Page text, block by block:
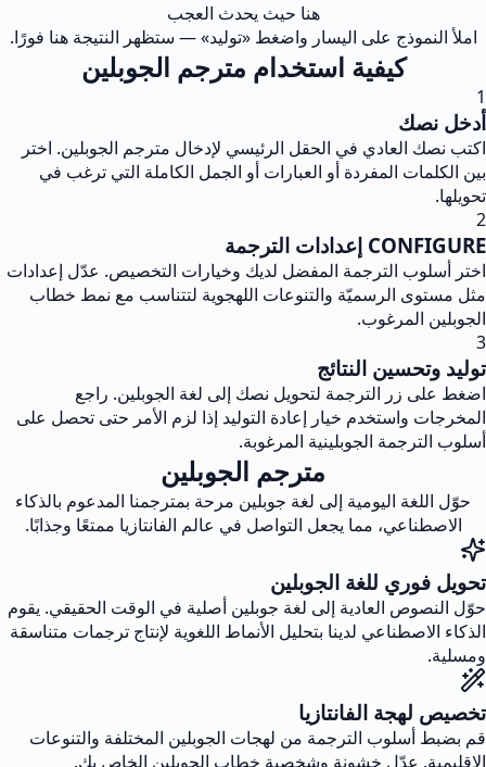
هنا حيث يحدث العجب
املأ النموذج على اليسار واضغط «توليد» — ستظهر النتيجة هنا فورًا.
كيفية استخدام مترجم الجوبلين
1
أدخل نصك
اكتب نصك العادي في الحقل الرئيسي لإدخال مترجم الجوبلين. اختر
بين الكلمات المفردة أو العبارات أو الجمل الكاملة التي ترغب في
تحويلها.
2
CONFIGURE إعدادات الترجمة
اختر أسلوب الترجمة المفضل لديك وخيارات التخصيص. عدّل إعدادات
مثل مستوى الرسميّة والتنوعات اللهجوية لتتناسب مع نمط خطاب
الجوبلين المرغوب.
3
توليد وتحسين النتائج
اضغط على زر الترجمة لتحويل نصك إلى لغة الجوبلين. راجع
المخرجات واستخدم خيار إعادة التوليد إذا لزم الأمر حتى تحصل على
أسلوب الترجمة الجوبلينية المرغوبة.
مترجم الجوبلين
حوّل اللغة اليومية إلى لغة جوبلين مرحة بمترجمنا المدعوم بالذكاء
الاصطناعي، مما يجعل التواصل في عالم الفانتازيا ممتعًا وجذابًا.
تحويل فوري للغة الجوبلين
حوّل النصوص العادية إلى لغة جوبلين أصلية في الوقت الحقيقي. يقوم
الذكاء الاصطناعي لدينا بتحليل الأنماط اللغوية لإنتاج ترجمات متناسقة
ومسلية.
تخصيص لهجة الفانتازيا
قم بضبط أسلوب الترجمة من لهجات الجوبلين المختلفة والتنوعات
الإقليمية. عدّل خشونة وشخصية خطاب الجوبلين الخاص بك.